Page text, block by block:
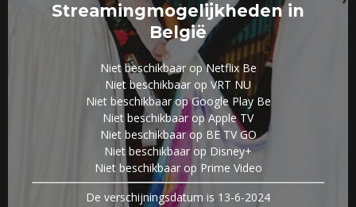
Streamingmogelijkheden in
België
Niet beschikbaar op Netflix Be
Niet beschikbaar op VRT NU
Niet beschikbaar op Google Play Be
Niet beschikbaar op Apple TV
Niet beschikbaar op BE TV GO
Niet beschikbaar op Disney+
Niet beschikbaar op Prime Video
De verschijningsdatum is 13-6-2024